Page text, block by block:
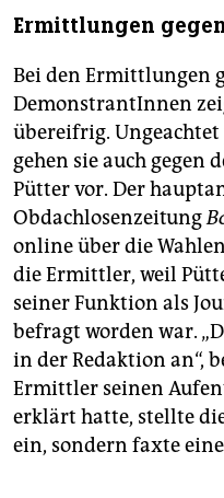
Ermittlungen
Bei den Ermittlungen
DemonstrantInnen
übereifrig. Ungeachtet
gehen sie auch gegen
Pütter vor. Der
Obdachlosenzeitung
online über die
die Ermittler, weil
seiner Funktion als
befragt worden war.
in der Redaktion an“,
Ermittler seinen
erklärt hatte, stellte
ein, sondern faxte